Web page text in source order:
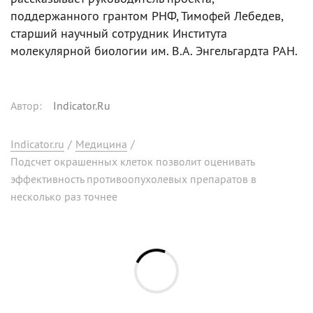
поддержанного грантом РНФ, Тимофей Лебедев,
старший научный сотрудник Института
молекулярной биологии им. В.А. Энгельгардта РАН.
Автор: Indicator.Ru
Indicator.ru / Медицина /
Подсчет окрашенных клеток позволит оценивать
эффективность противоопухолевых препаратов в
несколько раз точнее